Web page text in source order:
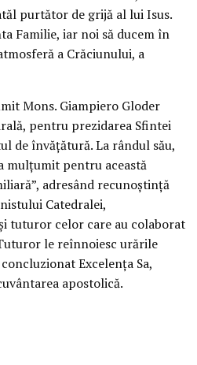
purtător de grijă al lui Isus.
Familie, iar noi să ducem în
a Crăciunului, a
Mons. Giampiero Gloder
pentru prezidarea Sfintei
de învățătură. La rândul său,
mulțumit pentru această
adresând recunoștință
Catedralei,
tuturor celor care au colaborat
le reînnoiesc urările
Excelența Sa,
apostolică.